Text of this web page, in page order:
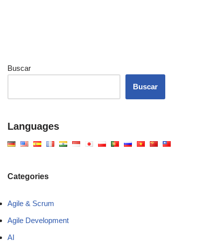
Buscar
Buscar
Languages
Categories
Agile & Scrum
Agile Development
AI